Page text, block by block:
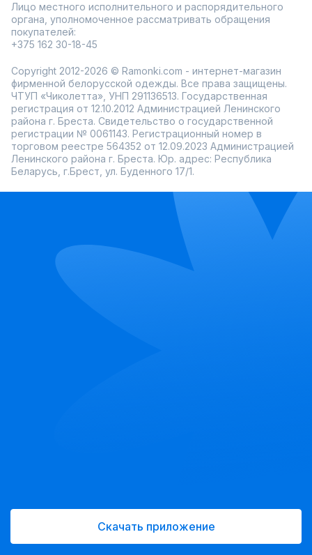
Лицо местного исполнительного и распорядительного
органа, уполномоченное рассматривать обращения
покупателей:
+375 162 30-18-45
Copyright 2012-2026 © Ramonki.com - интернет-магазин
фирменной белорусской одежды. Все права защищены.
ЧТУП «Чиколетта», УНП 291136513. Государственная
регистрация от 12.10.2012 Администрацией Ленинского
района г. Бреста. Свидетельство о государственной
регистрации № 0061143. Регистрационный номер в
торговом реестре 564352 от 12.09.2023 Администрацией
Ленинского района г. Бреста. Юр. адрес: Республика
Беларусь, г.Брест, ул. Буденного 17/1.
Скачать приложение